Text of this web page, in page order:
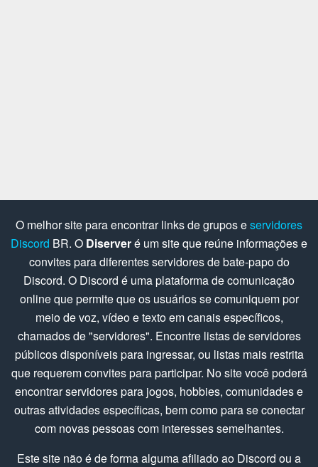
O melhor site para encontrar links de grupos eservidores
Discord BR. O Diserveré um site que reúne informações e
convites para diferentes servidores de bate-papo do
Discord. O Discord é uma plataforma de comunicação
online que permite que os usuários se comuniquem por
meio de voz, vídeo e texto em canais específicos,
chamados de "servidores". Encontre listas de servidores
públicos disponíveis para ingressar, ou listas mais restrita
que requerem convites para participar. No site você poderá
encontrar servidores para jogos, hobbies, comunidades e
outras atividades específicas, bem como para se conectar
com novas pessoas com interesses semelhantes.
Este site não é de forma alguma afiliado ao Discord ou a